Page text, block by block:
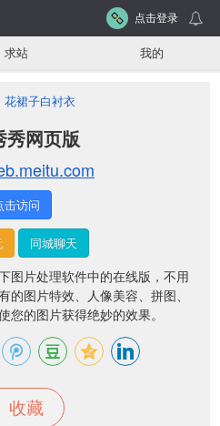
点击登录
求站 我的
花裙子白衬衣
秀网页版
击访问
同城聊天
图片处理软件中的在线版，不用
的图片特效、人像美容、拼图、
您的图片获得绝妙的效果。
收藏